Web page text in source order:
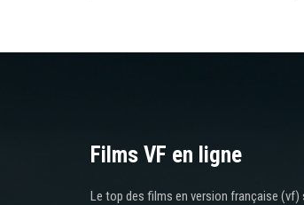
Films VF en ligne
Le top des films en version française (vf)